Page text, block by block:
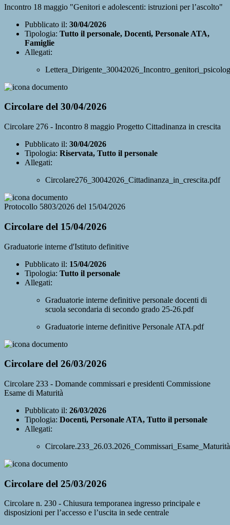
Incontro 18 maggio "Genitori e adolescenti: istruzioni per l’ascolto"
Pubblicato il: 30/04/2026
Tipologia: Tutto il personale, Docenti, Personale ATA,
Famiglie
Allegati:
Circolare del 30/04/2026
Circolare 276 - Incontro 8 maggio Progetto Cittadinanza in crescita
Pubblicato il: 30/04/2026
Tipologia: Riservata, Tutto il personale
Allegati:
Circolare276_30042026_Cittadinanza_in_crescita.pdf
Protocollo 5803/2026 del 15/04/2026
Circolare del 15/04/2026
Graduatorie interne d'Istituto definitive
Pubblicato il: 15/04/2026
Tipologia: Tutto il personale
Allegati:
Graduatorie interne definitive personale docenti di
scuola secondaria di secondo grado 25-26.pdf
Graduatorie interne definitive Personale ATA.pdf
Circolare del 26/03/2026
Circolare 233 - Domande commissari e presidenti Commissione
Esame di Maturità
Pubblicato il: 26/03/2026
Tipologia: Docenti, Personale ATA, Tutto il personale
Allegati:
Circolare del 25/03/2026
Circolare n. 230 - Chiusura temporanea ingresso principale e
disposizioni per l’accesso e l’uscita in sede centrale